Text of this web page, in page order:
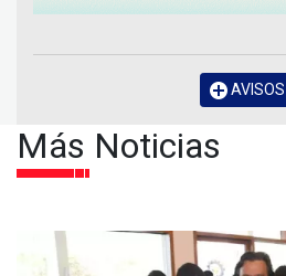
AVISOS
Más Noticias